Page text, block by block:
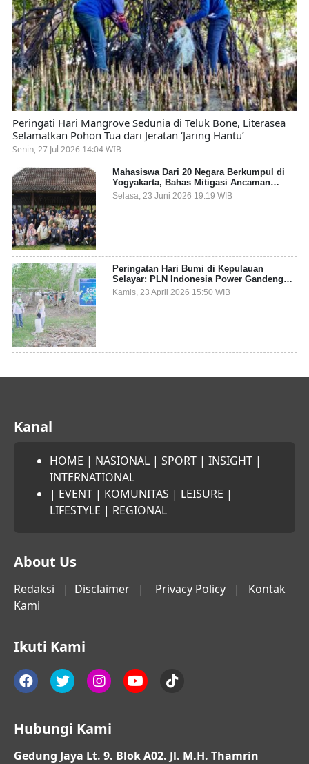
Peringati Hari Mangrove Sedunia di Teluk Bone, Literasea
Selamatkan Pohon Tua dari Jeratan ‘Jaring Hantu’
Senin, 27 Jul 2026 14:04 WIB
Mahasiswa Dari 20 Negara Berkumpul di
Yogyakarta, Bahas Mitigasi Ancaman
Kesehatan Global
Selasa, 23 Juni 2026 19:19 WIB
Peringatan Hari Bumi di Kepulauan
Selayar: PLN Indonesia Power Gandeng
Pemda dan Komunitas, Giatkan Restorasi
Mangrove
Kamis, 23 April 2026 15:50 WIB
Kanal
HOME | NASIONAL | SPORT | INSIGHT |
INTERNATIONAL
| EVENT | KOMUNITAS | LEISURE |
LIFESTYLE | REGIONAL
About Us
Redaksi | Disclaimer | Privacy Policy | Kontak
Kami
Ikuti Kami
Hubungi Kami
Gedung Jaya Lt. 9. Blok A02. Jl. M.H. Thamrin